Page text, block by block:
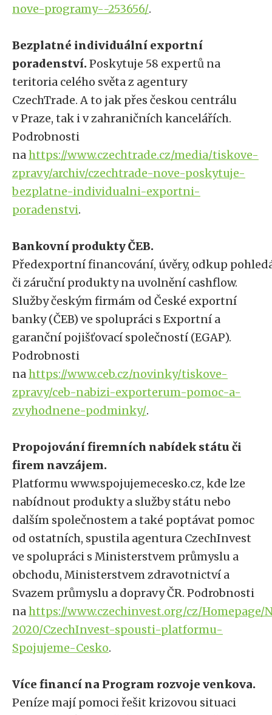
nove-programy--253656/.
Bezplatné individuální exportní
poradenství.Poskytuje 58 expertů na
teritoria celého světa z agentury
CzechTrade. A to jak přes českou centrálu
v Praze, tak i v zahraničních kancelářích.
Podrobnosti
nahttps://www.czechtrade.cz/media/tiskove-
zpravy/archiv/czechtrade-nove-poskytuje-
bezplatne-individualni-exportni-
poradenstvi.
Bankovní produkty ČEB.
Předexportní financování, úvěry, odkup
či záruční produkty na uvolnění cashflow.
Služby českým firmám od České exportní
banky (ČEB) ve spolupráci s Exportní a
garanční pojišťovací společností (EGAP).
Podrobnosti
nahttps://www.ceb.cz/novinky/tiskove-
zpravy/ceb-nabizi-exporterum-pomoc-a-
zvyhodnene-podminky/.
Propojování firemních nabídek státu či
firem navzájem.
Platformu www.spojujemecesko.cz, kde lze
nabídnout produkty a služby státu nebo
dalším společnostem a také poptávat pomoc
od ostatních, spustila agentura CzechInvest
ve spolupráci s Ministerstvem průmyslu a
obchodu, Ministerstvem zdravotnictví a
Svazem průmyslu a dopravy ČR. Podrobnosti
nahttps://www.czechinvest.org/cz/Homepage/
2020/CzechInvest-spousti-platformu-
Spojujeme-Cesko.
Více financí na Program rozvoje venkova.
Peníze mají pomoci řešit krizovou situaci